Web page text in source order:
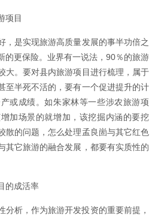
项目
，是实现旅游高质量发展的事半功倍之
的更保险。业界有一说法，90％的旅游
大。要对县内旅游项目进行梳理，属于
至半死不活的，要有一个促进提升的计
或成绩。如朱家林等一些涉农旅游项
加场景的就增加，该挖掘内涵的要挖
散的问题，怎么处理孟良崮与其它红色
其它旅游的融合发展，都要有实质性的
的成活率
分析，作为旅游开发投资的重要前提，